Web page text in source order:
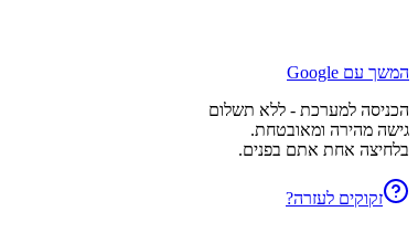
המשך עם Google
הכניסה למערכת - ללא תשלום
גישה מהירה ומאובטחת.
בלחיצה אחת אתם בפנים.
זקוקים לעזרה?